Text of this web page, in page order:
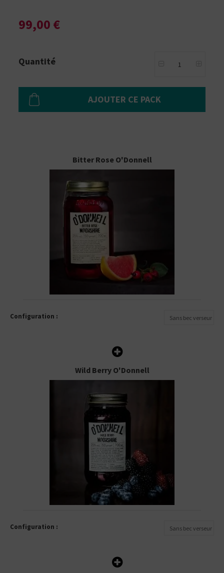
99,00 €
Quantité
AJOUTER CE PACK
Bitter Rose O'Donnell
Configuration : Sans bec verseur
Wild Berry O'Donnell
Configuration : Sans bec verseur